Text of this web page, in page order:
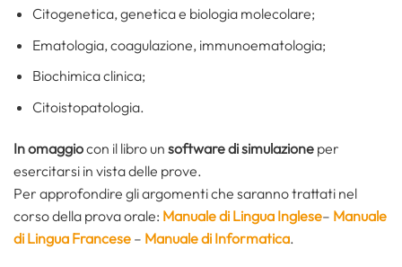
Citogenetica, genetica e biologia molecolare;
Ematologia, coagulazione, immunoematologia;
Biochimica clinica;
Citoistopatologia.
In omaggiocon il libro un software di simulazione per
esercitarsi in vista delle prove.
Per approfondire gli argomenti che saranno trattati nel
corso della prova orale: Manuale di Lingua Inglese– Manuale
di Lingua Francese – Manuale di Informatica.